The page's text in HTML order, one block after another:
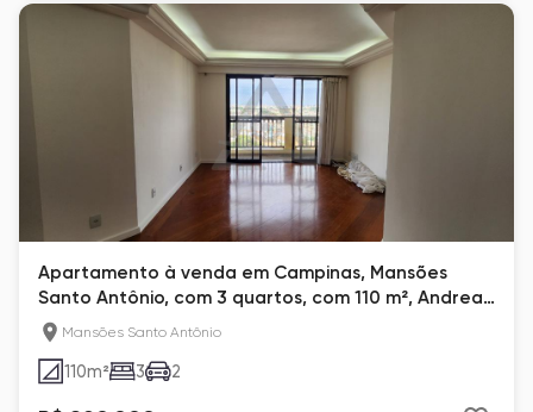
Apartamento à venda em Campinas, Mansões
Santo Antônio, com 3 quartos, com 110 m², Andrea
Palladio
Mansões Santo Antônio
110m² 3 2